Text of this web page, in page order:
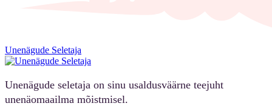
Unenägude Seletaja
Unenägude seletaja on sinu usaldusväärne teejuht
unenäomaailma mõistmisel.